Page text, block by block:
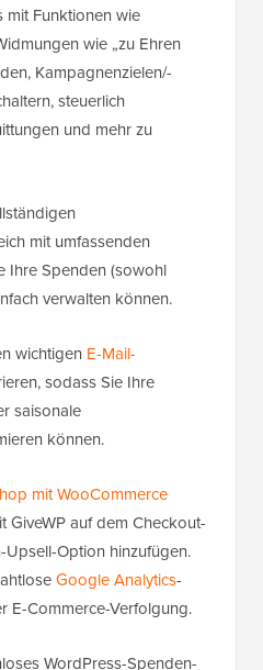
mit Funktionen wie
wie „zu Ehren
Kampagnenzielen/-
steuerlich
und mehr zu
mit umfassenden
Ihre Spenden (sowohl
verwalten können.
wichtigen E-Mail-
sodass Sie Ihre
saisonale
können.
mit WooCommerce
GiveWP auf dem Checkout-
Option hinzufügen.
Google Analytics-
E-Commerce-Verfolgung.
WordPress-Spenden-